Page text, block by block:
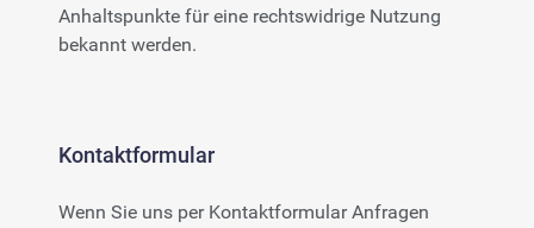
Anhaltspunkte für eine rechtswidrige Nutzung
bekannt werden.
Kontaktformular
Wenn Sie uns per Kontaktformular Anfragen